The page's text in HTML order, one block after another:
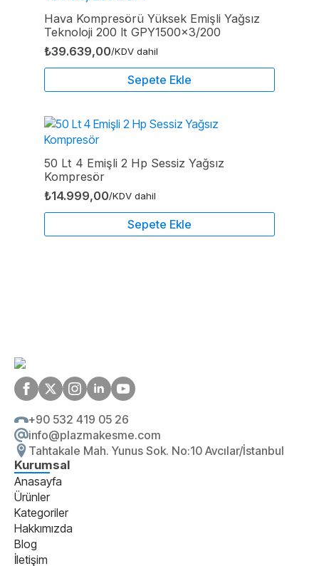
Hava Kompresörü Yüksek Emişli Yağsız
Teknoloji 200 lt GPY1500x3/200
₺39.639,00/KDV dahil
Sepete Ekle
50 Lt 4 Emişli 2 Hp Sessiz Yağsız
Kompresör
₺14.999,00/KDV dahil
Sepete Ekle
+90 532 419 05 26
info@plazmakesme.com
Tahtakale Mah. Yunus Sok. No:10 Avcılar/İstanbul
Kurumsal
Anasayfa
Ürünler
Kategoriler
Hakkımızda
Blog
İletişim